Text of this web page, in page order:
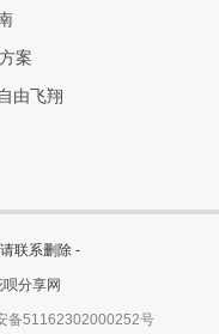
案
由飞翔
联系删除 -
呗分享网
备51162302000252号